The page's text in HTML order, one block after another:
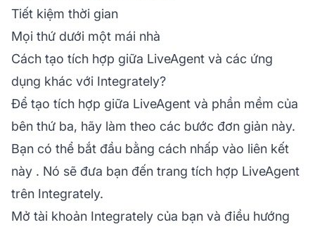
Tiết kiệm thời gian
Mọi thứ dưới một mái nhà
Cách tạo tích hợp giữa LiveAgent và các ứng
dụng khác với Integrately?
Để tạo tích hợp giữa LiveAgent và phần mềm của
bên thứ ba, hãy làm theo các bước đơn giản này.
Bạn có thể bắt đầu bằng cách nhấp vào liên kết
này . Nó sẽ đưa bạn đến trang tích hợp LiveAgent
trên Integrately.
Mở tài khoản Integrately của bạn và điều hướng